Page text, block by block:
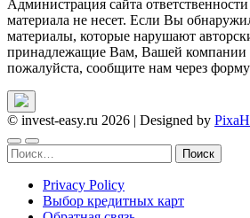
Администрация сайта
материала не несет. Если Вы
материалы, которые нарушают
принадлежащие Вам, Вашей компании
пожалуйста, сообщите нам через
© invest-easy.ru 2026 | Designed by
Найти:
Privacy Policy
Выбор кредитных карт